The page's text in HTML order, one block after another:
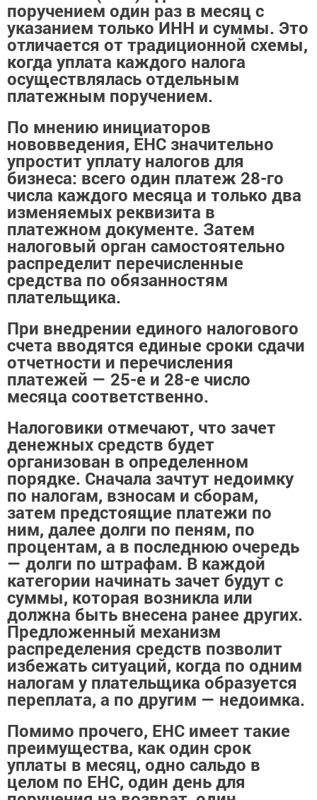
поручением один раз в месяц с
указанием только ИНН и суммы. Это
отличается от традиционной схемы,
когда уплата каждого налога
осуществлялась отдельным
платежным поручением.
По мнению инициаторов
нововведения, ЕНС значительно
упростит уплату налогов для
бизнеса: всего один платеж 28-го
числа каждого месяца и только два
изменяемых реквизита в
платежном документе. Затем
налоговый орган самостоятельно
распределит перечисленные
средства по обязанностям
плательщика.
При внедрении единого налогового
счета вводятся единые сроки сдачи
отчетности и перечисления
платежей — 25-е и 28-е число
месяца соответственно.
Налоговики отмечают, что зачет
денежных средств будет
организован в определенном
порядке. Сначала зачтут недоимку
по налогам, взносам и сборам,
затем предстоящие платежи по
ним, далее долги по пеням, по
процентам, а в последнюю очередь
— долги по штрафам. В каждой
категории начинать зачет будут с
суммы, которая возникла или
должна быть внесена ранее других.
Предложенный механизм
распределения средств позволит
избежать ситуаций, когда по одним
налогам у плательщика образуется
переплата, а по другим — недоимка.
Помимо прочего, ЕНС имеет такие
преимущества, как один срок
уплаты в месяц, одно сальдо в
целом по ЕНС, один день для